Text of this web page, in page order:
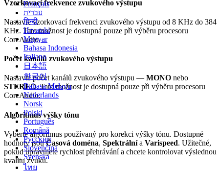
Français
עברית
हिन्दी
Hrvatski
Magyar
Bahasa Indonesia
Italiano
日本語
한국어
Bahasa Melayu
Nederlands
Norsk
Polski
Português
Română
Русский
Slovenčina
Svenska
ไทย
Vzorkovací frekvence zvukového výstupu
Nastavte vzorkovací frekvenci zvukového výstupu od 8 KHz do 384
KHz. Tato možnost je dostupná pouze při výběru procesoru
CoreAudio.
Počet kanálů zvukového výstupu
Nastavte počet kanálů zvukového výstupu — MONO nebo
STEREO. Tato možnost je dostupná pouze při výběru procesoru
CoreAudio.
Algoritmus výšky tónu
Vyberte algoritmus používaný pro korekci výšky tónu. Dostupné
hodnoty jsouČasová doména, Spektrálnía Varispeed. Užitečné,
pokud upravujete rychlost přehrávání a chcete kontrolovat výslednou
kvalitu zvuku.